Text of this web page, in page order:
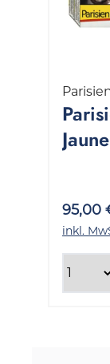
95,00
inkl.